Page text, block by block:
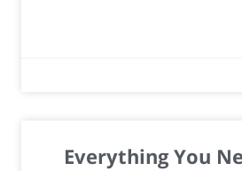
Everything You